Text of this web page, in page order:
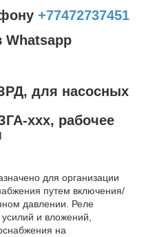
+77472737451
Whatsapp
для насосных
ххх, рабочее
для организации
путем включения/
давлении. Реле
и вложений,
на